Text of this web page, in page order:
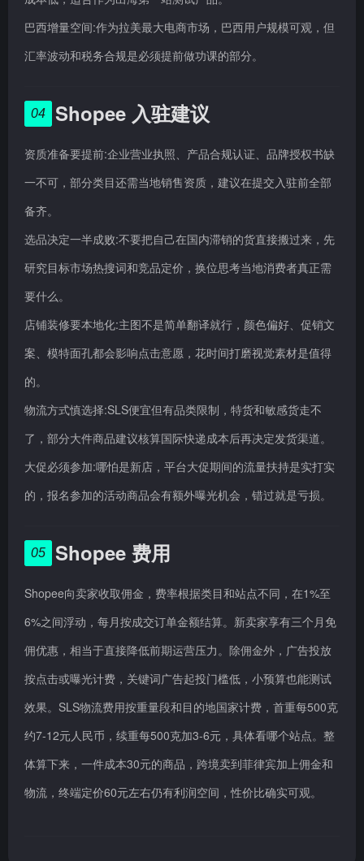
巴西增量空间:作为拉美最大电商市场，巴西用户规模可观，但
汇率波动和税务合规是必须提前做功课的部分。
04 Shopee 入驻建议
资质准备要提前:企业营业执照、产品合规认证、品牌授权书缺
一不可，部分类目还需当地销售资质，建议在提交入驻前全部
备齐。
选品决定一半成败:不要把自己在国内滞销的货直接搬过来，先
研究目标市场热搜词和竞品定价，换位思考当地消费者真正需
要什么。
店铺装修要本地化:主图不是简单翻译就行，颜色偏好、促销文
案、模特面孔都会影响点击意愿，花时间打磨视觉素材是值得
的。
物流方式慎选择:SLS便宜但有品类限制，特货和敏感货走不
了，部分大件商品建议核算国际快递成本后再决定发货渠道。
大促必须参加:哪怕是新店，平台大促期间的流量扶持是实打实
的，报名参加的活动商品会有额外曝光机会，错过就是亏损。
05 Shopee 费用
Shopee向卖家收取佣金，费率根据类目和站点不同，在1%至
6%之间浮动，每月按成交订单金额结算。新卖家享有三个月免
佣优惠，相当于直接降低前期运营压力。除佣金外，广告投放
按点击或曝光计费，关键词广告起投门槛低，小预算也能测试
效果。SLS物流费用按重量段和目的地国家计费，首重每500克
约7-12元人民币，续重每500克加3-6元，具体看哪个站点。整
体算下来，一件成本30元的商品，跨境卖到菲律宾加上佣金和
物流，终端定价60元左右仍有利润空间，性价比确实可观。